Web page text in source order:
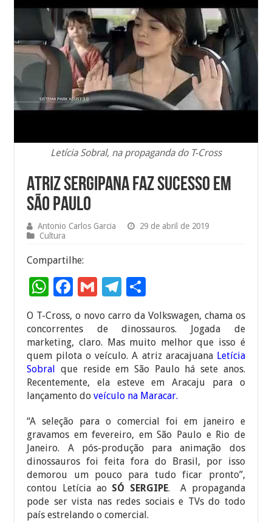
Letícia Sobral, na propaganda do T-Cross
Atriz sergipana faz sucesso em
São Paulo
Antonio Carlos Garcia
29 de abril de 2019
Cultura
Compartilhe:
W
h
at
sA
p
p
F
e
b
o
o
k
G
ai
l
T
el
e
gr
a
m
h
ar
e
O T-Cross, o novo carro da Volkswagen, chama os
concorrentes de dinossauros. Jogada de
marketing, claro. Mas muito melhor que isso é
quem pilota o veículo. A atriz aracajuana Letícia
Sobral
que reside em São Paulo há sete anos.
Recentemente, ela esteve em Aracaju para o
lançamento doveículo na Maracar.
“A seleção para o comercial foi em janeiro e
gravamos em fevereiro, em São Paulo e Rio de
Janeiro. A pós-produção para animação dos
dinossauros foi feita fora do Brasil, por isso
demorou um pouco para tudo ficar pronto”,
contou Letícia aoSÓ SERGIPE. A propaganda
pode ser vista nas redes sociais e TVs do todo
país estrelando o comercial.